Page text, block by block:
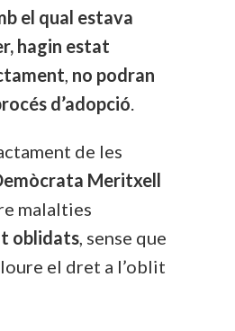
el qual estava
hagin estat
, no podran
d’adopció.
de les
Meritxell
malalties
oblidats, sense que
el dret a l’oblit